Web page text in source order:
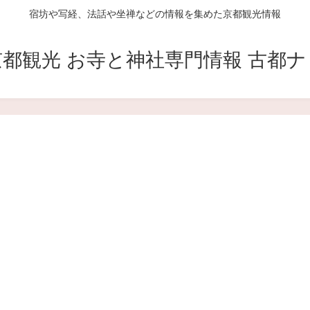
宿坊や写経、法話や坐禅などの情報を集めた京都観光情報
観光 お寺と神社専門情報 古都